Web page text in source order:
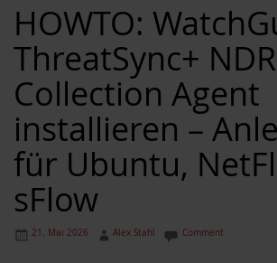
HOWTO:
ThreatSync+ NDR
Collection Agent
installieren –
für Ubuntu,
sFlow
21. Mai 2026 Alex Stahl Comment